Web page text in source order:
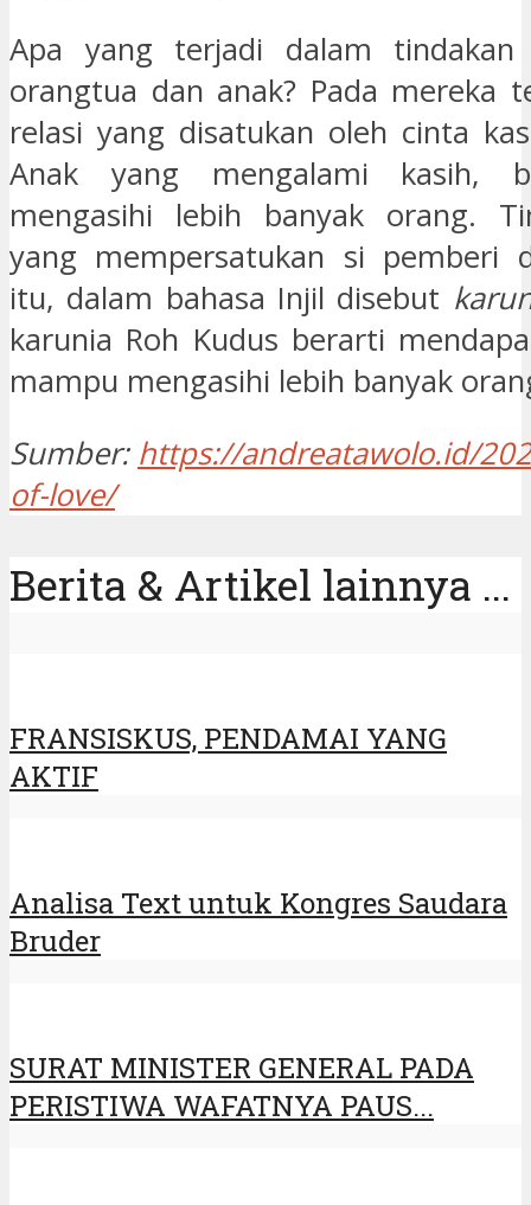
Apa yang terjadi dalam tindakan
orangtua dan anak? Pada mereka
relasi yang disatukan oleh cinta
Anak yang mengalami kasih,
mengasihi lebih banyak orang.
yang mempersatukan si pemberi
itu, dalam bahasa Injil disebut
karunia Roh Kudus berarti
mampu mengasihi lebih banyak
Sumber: https://andreatawolo.id/
of-love/
Berita & Artikel lainnya ...
FRANSISKUS, PENDAMAI YANG
AKTIF
Analisa Text untuk Kongres Saudara
Bruder
SURAT MINISTER GENERAL PADA
PERISTIWA WAFATNYA PAUS...